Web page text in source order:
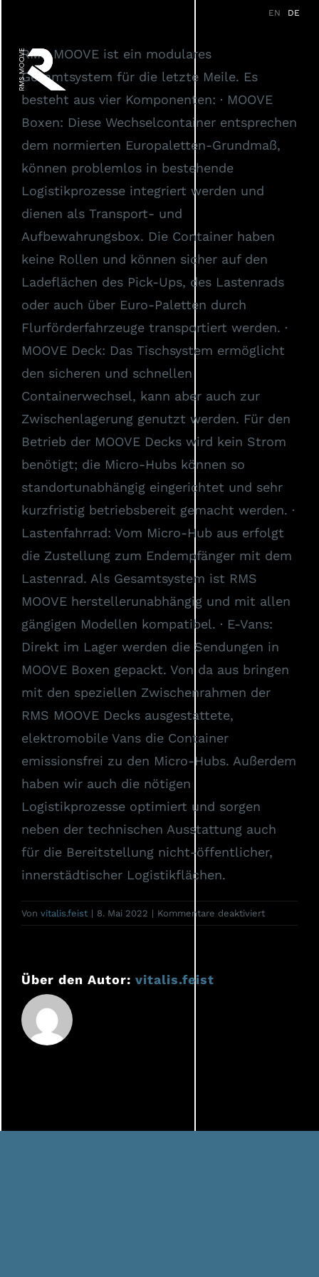
springen
EN DE
Referenzen
Partner News
RMS MOOVE ist ein modulares
Gesamtsystem für die letzte Meile. Es
besteht aus vier Komponenten: · MOOVE
Boxen: Diese Wechselcontainer entsprechen
dem normierten Europaletten-Grundmaß,
können problemlos in bestehende
Logistikprozesse integriert werden und
dienen als Transport- und
Aufbewahrungsbox. Die Container haben
keine Rollen und können sicher auf den
Ladeflächen des Pick-Ups, des Lastenrads
oder auch über Euro-Paletten durch
Flurförderfahrzeuge transportiert werden. ·
MOOVE Deck: Das Tischsystem ermöglicht
den sicheren und schnellen
Containerwechsel, kann aber auch zur
Zwischenlagerung genutzt werden. Für den
Betrieb der MOOVE Decks wird kein Strom
benötigt; die Micro-Hubs können so
standortunabhängig eingerichtet und sehr
kurzfristig betriebsbereit gemacht werden. ·
Lastenfahrrad: Vom Micro-Hub aus erfolgt
die Zustellung zum Endempfänger mit dem
Lastenrad. Als Gesamtsystem ist RMS
MOOVE herstellerunabhängig und mit allen
gängigen Modellen kompatibel. · E-Vans:
Direkt im Lager werden die Sendungen in
MOOVE Boxen gepackt. Von da aus bringen
mit den speziellen Zwischenrahmen der
RMS MOOVE Decks ausgestattete,
elektromobile Vans die Container
emissionsfrei zu den Micro-Hubs. Außerdem
haben wir auch die nötigen
Logistikprozesse optimiert und sorgen
neben der technischen Ausstattung auch
für die Bereitstellung nicht-öffentlicher,
innerstädtischer Logistikflächen.
Von vitalis.feist | 8. Mai 2022 | Kommentare deaktiviertfür
Aus
Über den Autor: vitalis.feist